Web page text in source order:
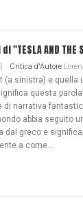
AND THE
Critica d'Autore
(a sinistra) e quella
questa
di narrativa
abbia seguito
dal greco e
a come...